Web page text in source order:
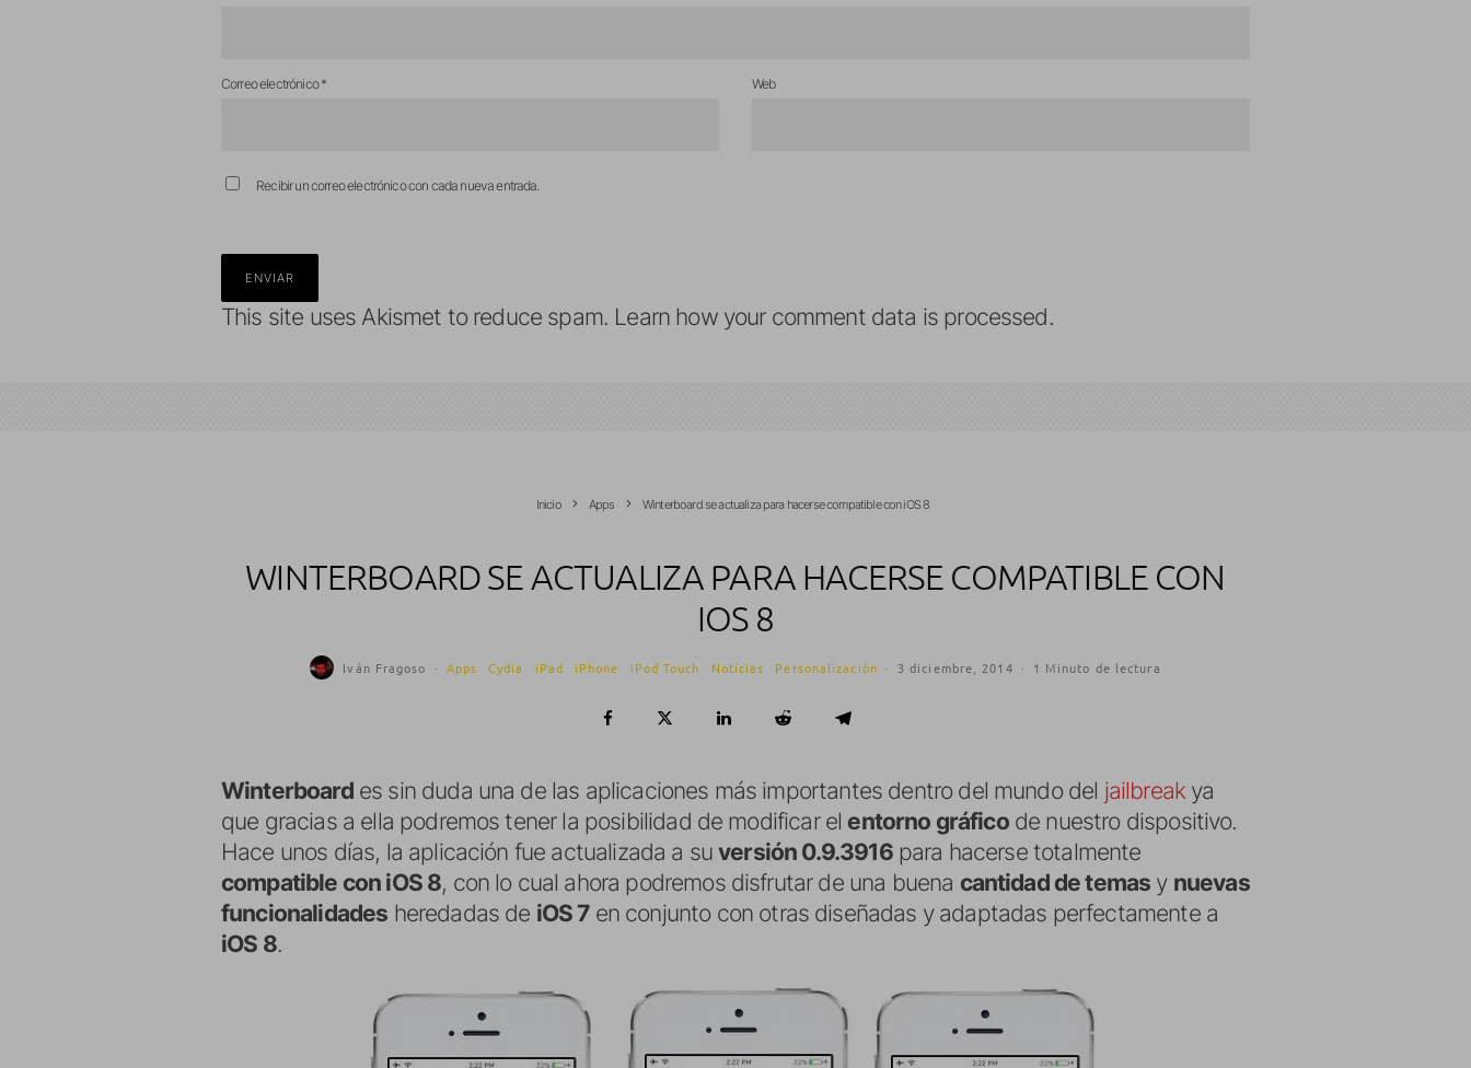
Correo electrónico* Web
Recibir un correo electrónico con cada nueva entrada.
This site uses Akismet to reduce spam. Learn how your comment data is processed.
Inicio Apps Winterboard se actualiza para hacerse compatible con iOS 8
WINTERBOARD SE ACTUALIZA PARA HACERSE COMPATIBLE CON
IOS 8
Iván Fragoso · Apps Cydia iPad iPhone iPod Touch Noticias Personalización · 3 diciembre, 2014 · 1 Minuto de lectura
Winterboardes sin duda una de las aplicaciones más importantes dentro del mundo del jailbreakya
que gracias a ella podremos tener la posibilidad de modificar el entorno gráficode nuestro dispositivo.
Hace unos días, la aplicación fue actualizada a suversión 0.9.3916para hacerse totalmente
compatible con iOS 8, con lo cual ahora podremos disfrutar de una buena cantidad de temas y nuevas
funcionalidades heredadas de iOS 7en conjunto con otras diseñadas y adaptadas perfectamente a
iOS 8.